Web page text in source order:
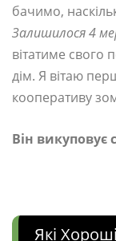
бачимо,
Залишилося 4
вітатиме свого
дім. Я вітаю
кооперативу
Він викуповує
Які